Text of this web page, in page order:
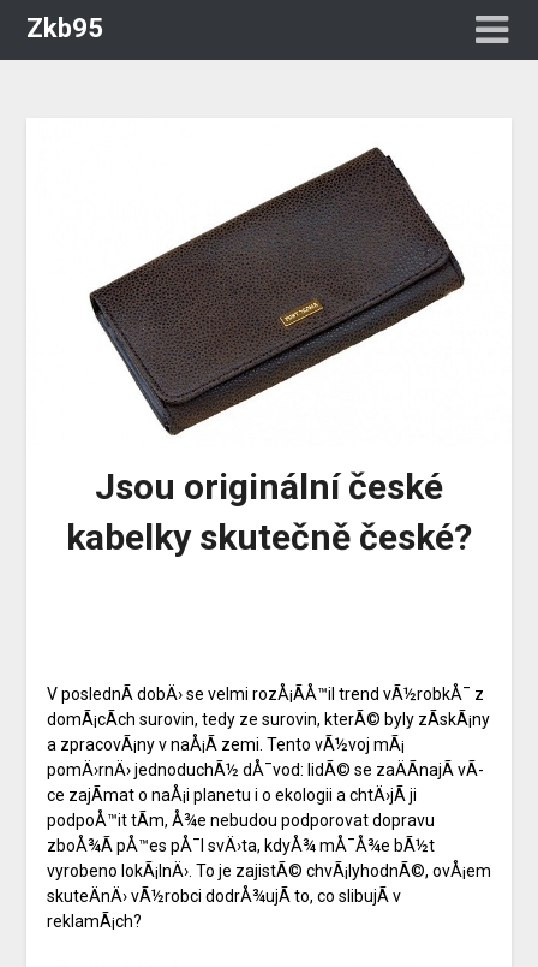
Zkb95
Jsou originální české
kabelky skutečně české?
V poslednÃ­ dobÄ› se velmi rozÅ¡Ã­Å™il trend vÃ½robkÅ¯ z
domÃ¡cÃ­ch surovin, tedy ze surovin, kterÃ© byly zÃ­skÃ¡ny
a zpracovÃ¡ny v naÅ¡Ã­ zemi. Tento vÃ½voj mÃ¡
pomÄ›rnÄ› jednoduchÃ½ dÅ¯vod: lidÃ© se zaÄÃ­najÃ­ vÃ­
ce zajÃ­mat o naÅ¡i planetu i o ekologii a chtÄ›jÃ­ ji
podpoÅ™it tÃ­m, Å¾e nebudou podporovat dopravu
zboÅ¾Ã­ pÅ™es pÅ¯l svÄ›ta, kdyÅ¾ mÅ¯Å¾e bÃ½t
vyrobeno lokÃ¡lnÄ›. To je zajistÃ© chvÃ¡lyhodnÃ©, ovÅ¡em
skuteÄnÄ› vÃ½robci dodrÅ¾ujÃ­ to, co slibujÃ­ v
reklamÃ¡ch?